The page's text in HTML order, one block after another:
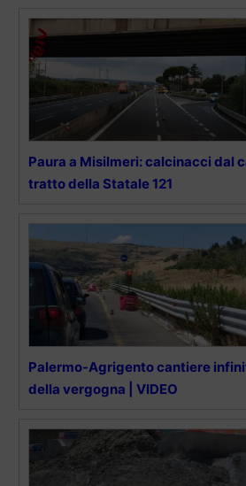
Paura a Misilmeri: calcinacci dal
tratto della Statale 121
Palermo-Agrigento cantiere
della vergogna | VIDEO